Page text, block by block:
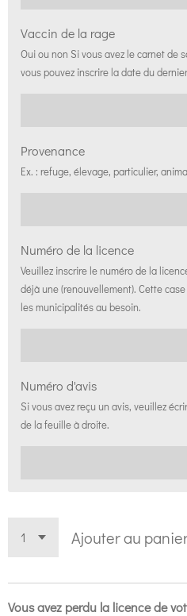
Vaccin de la rage
Oui ou non Si vous avez le carnet de
vous pouvez inscrire la date du
Provenance
Ex. : refuge, élevage, particulier,
Numéro de la licence
Veuillez inscrire le numéro de la
déjà une (renouvellement). Cette
les municipalités au besoin.
Numéro d'avis
Si vous avez reçu un avis, veuillez
de la feuille à droite.
Ajouter au
Vous avez perdu la licence de